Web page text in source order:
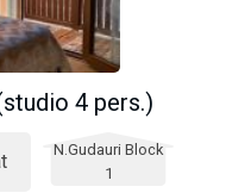
4 pers.)
N.Gudauri Block
1